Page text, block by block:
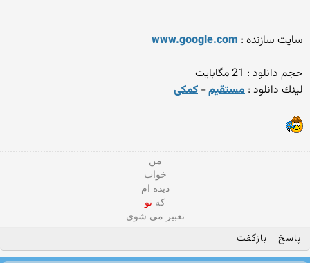
سایت سازنده : www.google.com
حجم دانلود : 21 مگابایت
لينك دانلود : مستقیم- کمکی
من
خواب
دیده ام
که تو
تعبیر می شوی
پاسخ بازگفت